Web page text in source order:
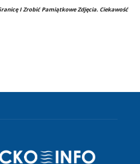
I Zrobić Pamiątkowe Zdjęcia. Ciekawość